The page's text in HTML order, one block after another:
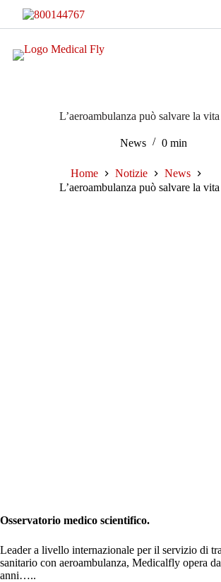
L’aeroambulanza può salvare la vita
News 0 min
Home Notizie
News
L’aeroambulanza può salvare la vita
Osservatorio medico scientifico.
Leader a livello internazionale per il servizio di
sanitario con aeroambulanza, Medicalfly opera
anni…..